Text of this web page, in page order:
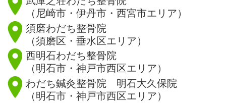
（尼崎市・伊丹市・西宮市エリア）
須磨わだち整骨院
（須磨区・垂水区エリア）
西明石わだち整骨院
（明石市・神戸市西区エリア）
わだち鍼灸整骨院 明石大久保院
（明石市・神戸市西区エリア）